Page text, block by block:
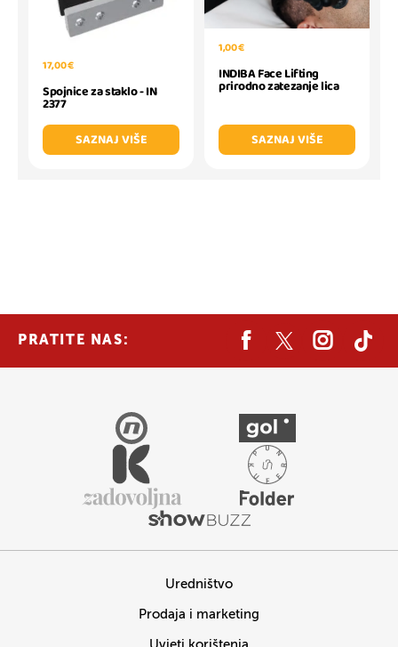
17,00 €
Spojnice za staklo - IN
2377
SAZNAJ VIŠE
1,00 €
INDIBA Face Lifting
prirodno zatezanje lica
SAZNAJ VIŠE
PRATITE NAS:
Uredništvo
Prodaja i marketing